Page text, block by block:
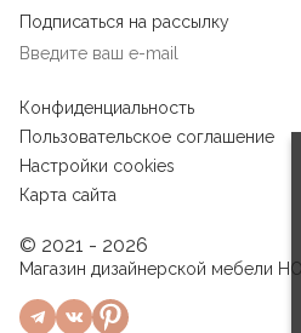
Подписаться на рассылку
Конфиденциальность
Пользовательское соглашение
Настройки cookies
Карта сайта
© 2021 - 2026
Магазин дизайнерской мебели